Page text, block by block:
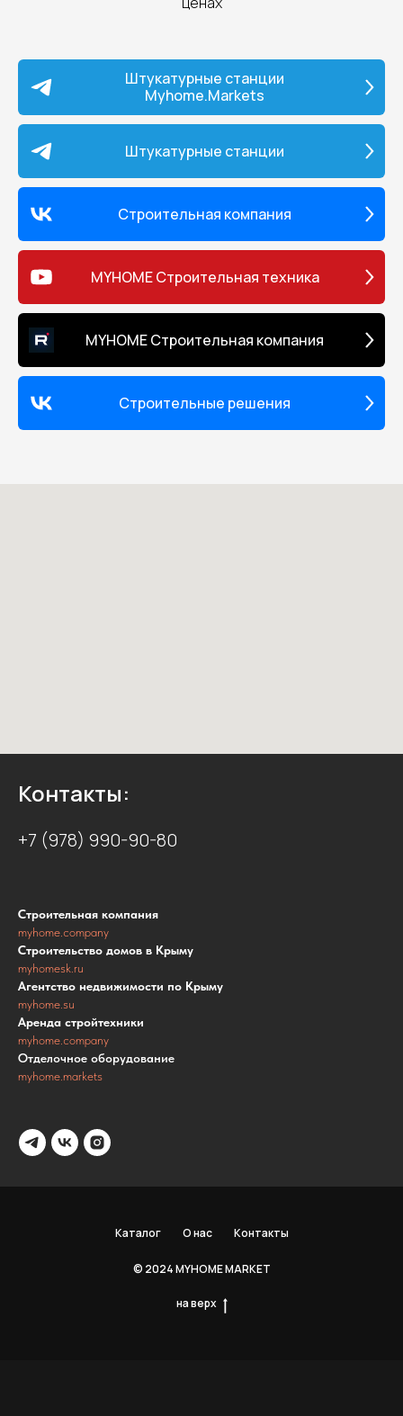
Штукатурные станции
Myhome.Markets
Штукатурные станции
Строительная компания
MYHOME Строительная техника
MYHOME Строительная компания
Строительные решения
Контакты:
+7 (978) 990-90-80
Строительная компания
myhome.company
Строительство домов в Крыму
myhomesk.ru
Агентство недвижимости по Крыму
myhome.su
Аренда стройтехники
myhome.company
Отделочное оборудование
myhome.markets
Каталог О нас Контакты
© 2024 MYHOME MARKET
на верх